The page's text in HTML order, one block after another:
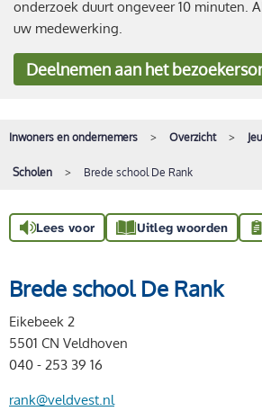
onderzoek duurt ongeveer 10 minuten.
uw medewerking.
Deelnemenaan het
Inwoners en ondernemers Overzicht
Scholen Brede school De Rank
Lees voor Uitleg woorden
Brede school De Rank
Eikebeek 2
5501 CN Veldhoven
040 - 253 39 16
rank@veldvest.nl